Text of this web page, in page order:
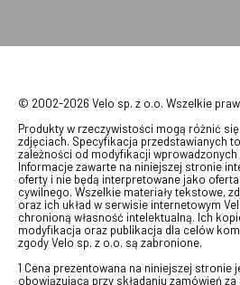
© 2002-2026 Velo sp. z o.o. Wszelkie
Produkty w rzeczywistości mogą różnić
zdjęciach. Specyfikacja przedstawianych
zależności od modyfikacji
Informacje zawarte na niniejszej stronie
oferty i nie będą interpretowane jako
cywilnego. Wszelkie materiały tekstowe,
oraz ich układ w serwisie internetowym
chronioną własność intelektualną. Ich
modyfikacja oraz publikacja dla celów
zgody Velo sp. z o.o. są zabronione.
1 Cena prezentowana na niniejszej stronie
obowiązującą przy składaniu zamówień